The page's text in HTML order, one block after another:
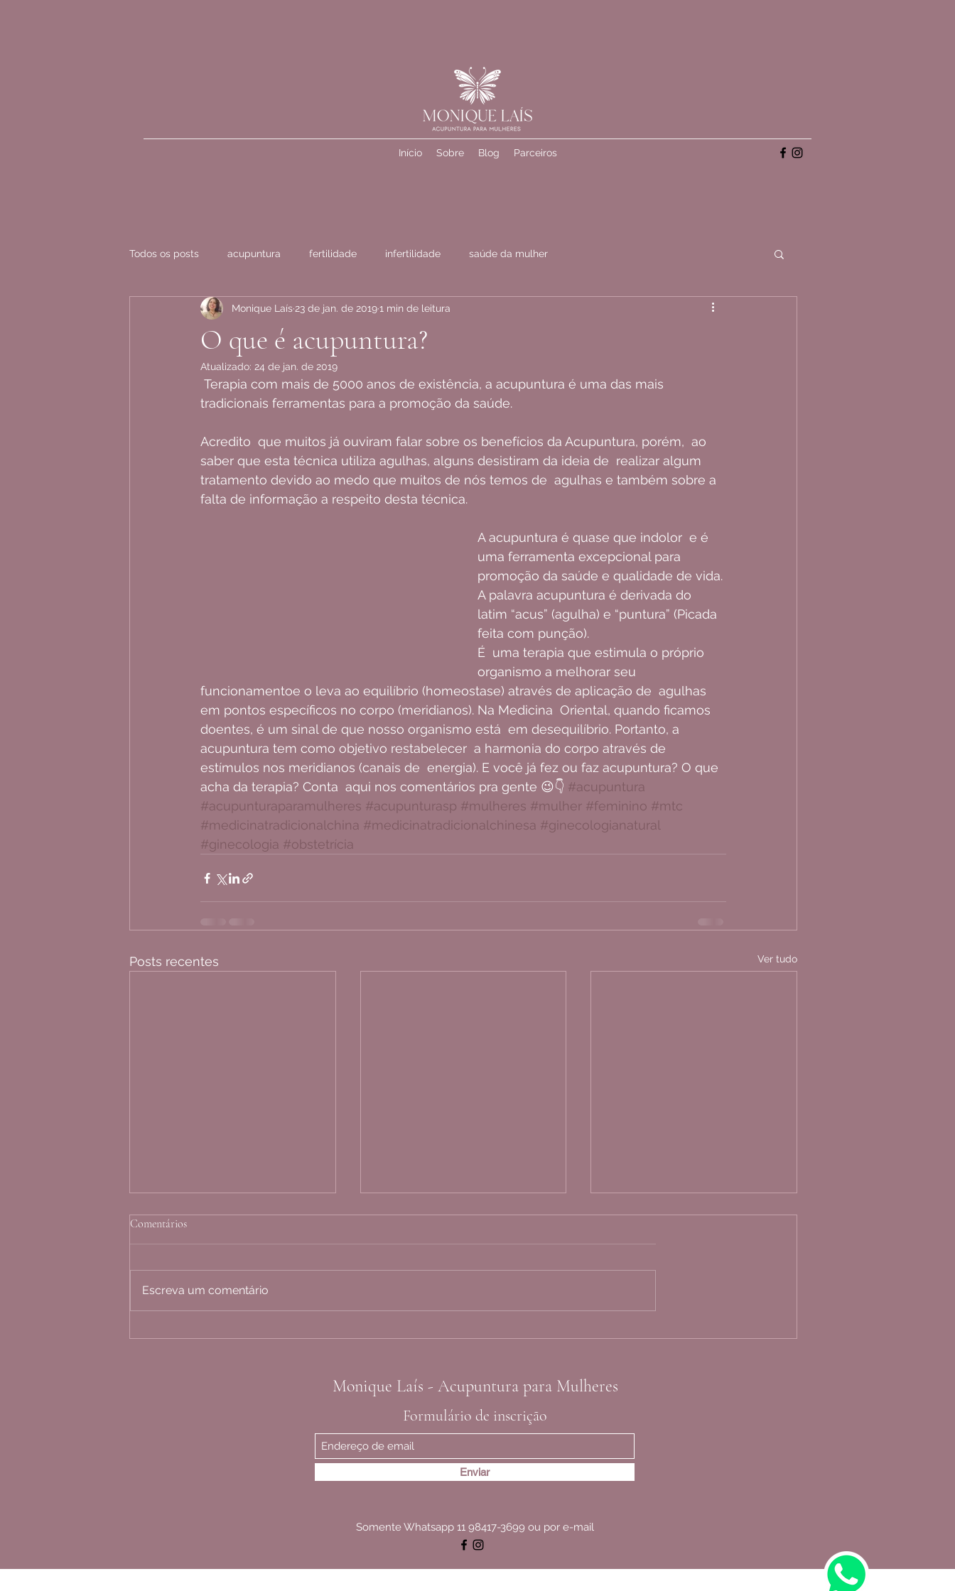
Início Sobre Blog Parceiros
Todos os posts acupuntura fertilidade infertilidade saúde da mulher
O que é acupuntura?
Monique Laís 23 de jan. de 20191 min de leitura
Atualizado: 24 de jan. de 2019
tradicionais ferramentas para a promoção da saúde.
Acredito  que muitos já ouviram falar sobre os benefícios da Acupuntura, porém,  ao
saber que esta técnica utiliza agulhas, alguns desistiram da ideia de  realizar algum
tratamento devido ao medo que muitos de nós temos de  agulhas e também sobre a
falta de informação a respeito desta técnica.
A acupuntura é quase que indolor  e é
uma ferramenta excepcional para
promoção da saúde e qualidade de vida.
A palavra acupuntura é derivada do
latim “acus” (agulha) e “puntura” (Picada
feita com punção).
É  uma terapia que estimula o próprio
organismo a melhorar seu
funcionamentoe o leva ao equilíbrio (homeostase) através de aplicação de  agulhas
em pontos específicos no corpo (meridianos). Na Medicina  Oriental, quando ficamos
doentes, é um sinal de que nosso organismo está  em desequilíbrio. Portanto, a
acupuntura tem como objetivo restabelecer  a harmonia do corpo através de
estímulos nos meridianos (canais de  energia). E você já fez ou faz acupuntura? O que
acha da terapia? Conta  aqui nos comentários pra gente 😉👇 #acupuntura
#acupunturaparamulheres #acupunturasp #mulheres #mulher #feminino #mtc
#medicinatradicionalchina #medicinatradicionalchinesa #ginecologianatural
#ginecologia #obstetrícia
Posts recentes Ver tudo
Comentários
Escreva um comentário
Monique Laís - Acupuntura para Mulheres
Formulário de inscrição
Enviar
Somente Whatsapp 11 98417-3699 ou por e-mail